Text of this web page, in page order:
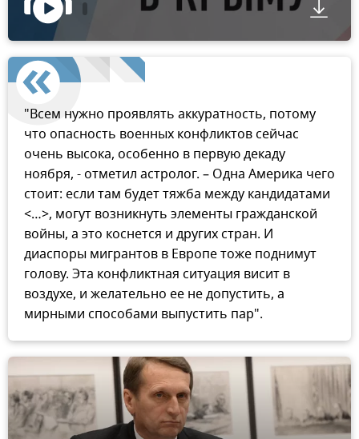
"Всем нужно проявлять аккуратность, потому
что опасность военных конфликтов сейчас
очень высока, особенно в первую декаду
ноября, - отметил астролог. – Одна Америка чего
стоит: если там будет тяжба между кандидатами
<…>, могут возникнуть элементы гражданской
войны, а это коснется и других стран. И
диаспоры мигрантов в Европе тоже поднимут
голову. Эта конфликтная ситуация висит в
воздухе, и желательно ее не допустить, а
мирными способами выпустить пар".